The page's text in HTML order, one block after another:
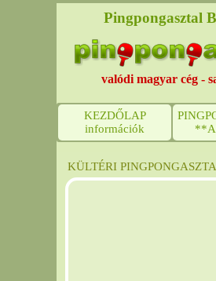
KEZDŐLAP
információk
Pingpongasztal
valódi magyar cég -
KÜLTÉRI